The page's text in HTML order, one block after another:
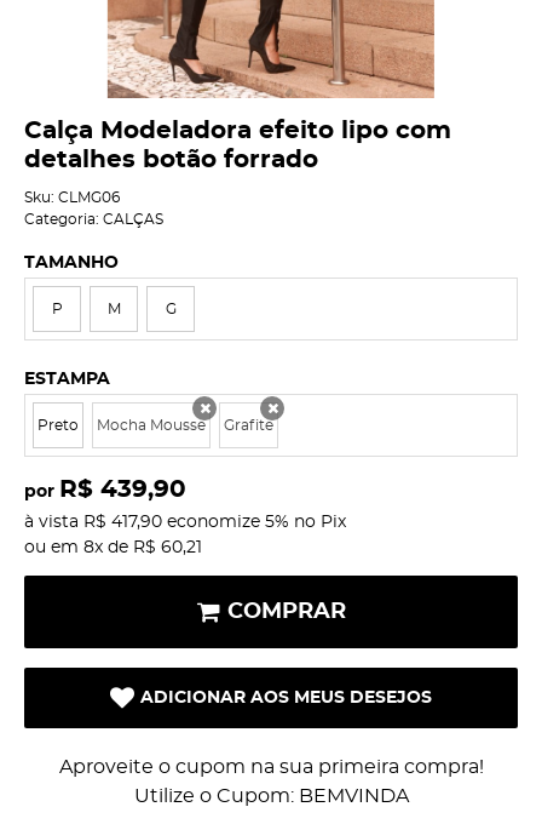
Calça Modeladora efeito lipo com
detalhes botão forrado
Sku: CLMG06
Categoria: CALÇAS
TAMANHO
P M G
ESTAMPA
Preto Mocha Mousse
x Grafite
x
por R$ 439,90
à vista R$ 417,90 economize 5% no Pix
ou em 8x de R$ 60,21
COMPRAR
ADICIONAR AOS MEUS DESEJOS
Aproveite o cupom na sua primeira compra!
Utilize o Cupom: BEMVINDA